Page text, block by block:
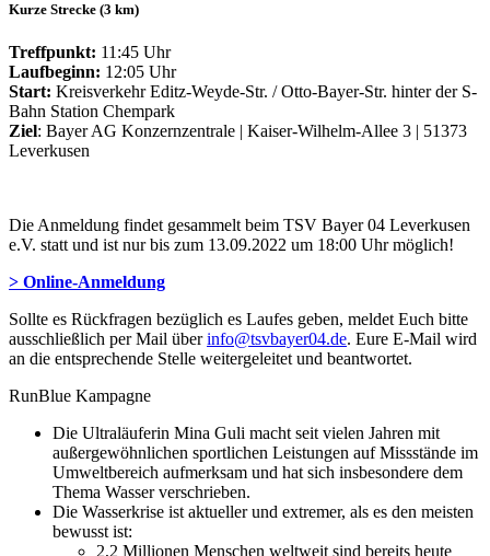
Kurze Strecke (3 km)
Treffpunkt: 11:45 Uhr
Laufbeginn: 12:05 Uhr
Start: Kreisverkehr Editz-Weyde-Str. / Otto-Bayer-Str. hinter der S-
Bahn Station Chempark
Ziel: Bayer AG Konzernzentrale | Kaiser-Wilhelm-Allee 3 | 51373
Leverkusen
Die Anmeldung findet gesammelt beim TSV Bayer 04 Leverkusen
e.V. statt und ist nur bis zum 13.09.2022 um 18:00 Uhr möglich!
> Online-Anmeldung
Sollte es Rückfragen bezüglich es Laufes geben, meldet Euch bitte
ausschließlich per Mail überinfo@tsvbayer04.de. Eure E-Mail wird
an die entsprechende Stelle weitergeleitet und beantwortet.
RunBlue Kampagne
Die Ultraläuferin Mina Guli macht seit vielen Jahren mit
außergewöhnlichen sportlichen Leistungen auf Missstände im
Umweltbereich aufmerksam und hat sich insbesondere dem
Thema Wasser verschrieben.
Die Wasserkrise ist aktueller und extremer, als es den meisten
bewusst ist:
2,2 Millionen Menschen weltweit sind bereits heute